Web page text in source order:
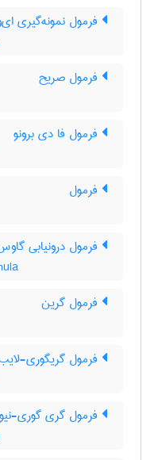
فرمول نمونه‌گیری
فرمول صریح
فرمول فا دی برونو
فرمول
فرمول درونیابی
فرمول گرین
فرمول گریگوری-
فرمول گری گوری-